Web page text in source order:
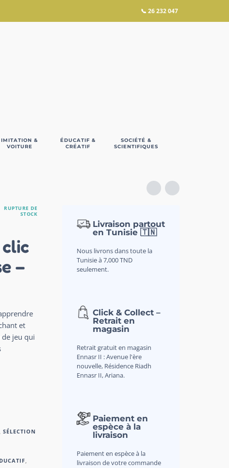
📞 26 232 047
IMITATION &
VOITURE
ÉDUCATIF &
CRÉATIF
SOCIÉTÉ &
SCIENTIFIQUES
RUPTURE DE
STOCK
–
et
de jeu qui
, SÉLECTION
,
Livraison partout
en Tunisie 🇹🇳
Nous livrons dans toute la
Tunisie à 7,000 TND
seulement.
Click & Collect –
Retrait en
magasin
Retrait gratuit en magasin
Ennasr II : Avenue l'ère
nouvelle, Résidence Riadh
Ennasr II, Ariana.
Paiement en
espèce à la
livraison
Paiement en espèce à la
livraison de votre commande